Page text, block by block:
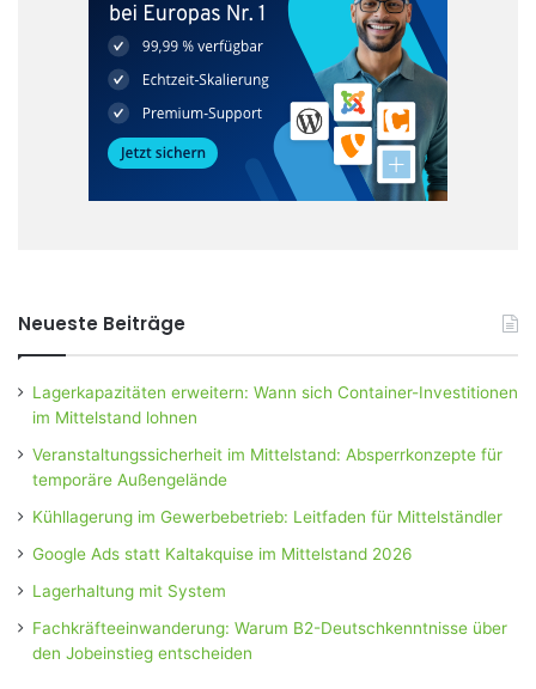
Neueste Beiträge
Lagerkapazitäten erweitern: Wann sich Container-Investitionen
im Mittelstand lohnen
Veranstaltungssicherheit im Mittelstand: Absperrkonzepte für
temporäre Außengelände
Kühllagerung im Gewerbebetrieb: Leitfaden für Mittelständler
Google Ads statt Kaltakquise im Mittelstand 2026
Lagerhaltung mit System
Fachkräfteeinwanderung: Warum B2-Deutschkenntnisse über
den Jobeinstieg entscheiden